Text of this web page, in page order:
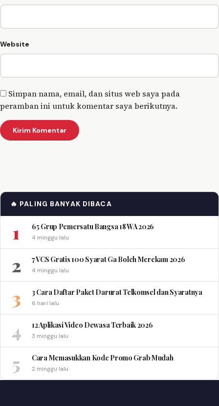
Website
Simpan nama, email, dan situs web saya pada
peramban ini untuk komentar saya berikutnya.
🔥 PALING BANYAK DIBACA
1 65 Grup Pemersatu Bangsa 18 WA 2026
4 minggu lalu
2 7 VCS Gratis 100 Syarat Ga Boleh Merekam 2026
4 minggu lalu
3 3 Cara Daftar Paket Darurat Telkomsel dan Syaratnya
6 hari lalu
4 12 Aplikasi Video Dewasa Terbaik 2026
3 minggu lalu
5 Cara Memasukkan Kode Promo Grab Mudah
2 minggu lalu